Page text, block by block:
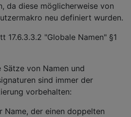
da diese möglicherweise von
neu definiert wurden.
17.6.3.3.2 "Globale Namen" §1
Sätze von Namen und
sind immer der
vorbehalten:
Name, der einen doppelten